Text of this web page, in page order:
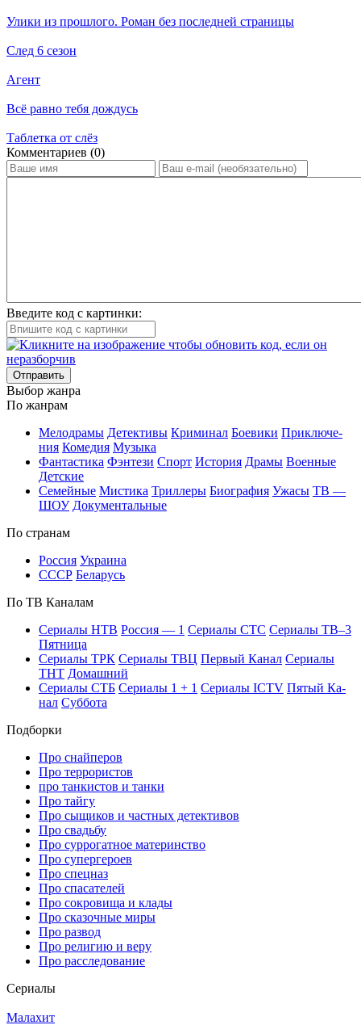
Улики из прошлого. Роман без последней страницы
След 6 сезон
Агент
Всё равно тебя дождусь
Таблетка от слёз
Ком­мен­та­ри­ев (0)
Введите код с картинки:
Отправить
Вы­бор жан­ра
По жан­рам
Ме­ло­дра­мы Де­тек­ти­вы Кри­ми­нал Бое­ви­ки При­клю­че­
ния Ко­ме­дия Му­зы­ка
Фан­та­сти­ка Фэн­те­зи Спорт Ис­то­рия Дра­мы Во­ен­ные
Дет­ские
Се­мей­ные Мис­ти­ка Трил­ле­ры Био­гра­фия Ужа­сы ТВ —
ШОУ До­ку­мен­таль­ные
По стра­нам
Рос­сия Ук­раи­на
СССР Бе­ла­русь
По ТВ Ка­на­лам
Се­риа­лы НТВ Рос­сия — 1 Се­риа­лы СТС Се­риа­лы ТВ–3
Пят­ни­ца
Се­риа­лы ТРК Се­риа­лы ТВЦ Пер­вый Ка­нал Се­риа­лы
ТНТ До­маш­ний
Се­риа­лы СТБ Се­риа­лы 1 + 1 Се­риа­лы ICTV Пя­тый Ка­
нал Суб­бо­та
Подборки
Про снайперов
Про террористов
про танкистов и танки
Про тайгу
Про сыщиков и частных детективов
Про свадьбу
Про суррогатное материнство
Про супергероев
Про спецназ
Про спасателей
Про сокровища и клады
Про сказочные миры
Про развод
Про религию и веру
Про расследование
Се­риа­лы
Малахит